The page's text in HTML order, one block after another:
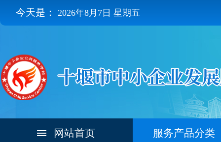
今天是： 2026年8月7日 星期五
网站首页 服务产品分类